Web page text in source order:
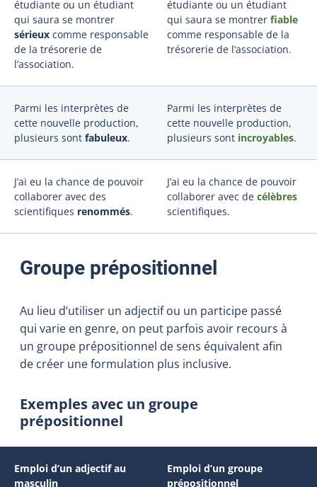
étudiante ou un étudiant
qui saura se montrer
sérieux comme responsable
de la trésorerie de
l’association.
étudiante ou un étudiant
qui saura se montrer fiable
comme responsable de la
trésorerie de l’association.
Parmi les interprètes de
cette nouvelle production,
plusieurs sont fabuleux.
Parmi les interprètes de
cette nouvelle production,
plusieurs sont incroyables.
J’ai eu la chance de pouvoir
collaborer avec des
scientifiques renommés.
J’ai eu la chance de pouvoir
collaborer avec de célèbres
scientifiques.
Groupe prépositionnel
Au lieu d’utiliser un adjectif ou un participe passé
qui varie en genre, on peut parfois avoir recours à
un groupe prépositionnel de sens équivalent afin
de créer une formulation plus inclusive.
Exemples avec un groupe
prépositionnel
Emploi d’un adjectif au
masculin
Emploi d’un groupe
prépositionnel